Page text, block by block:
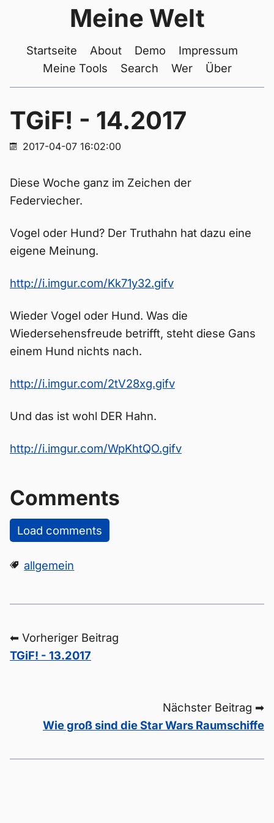
Meine Welt
Startseite About Demo
Impressum
Meine Tools
Search Wer Über
TGiF! - 14.2017
2017-04-07 16:02:00
Diese Woche ganz im Zeichen der
Federviecher.
Vogel oder Hund? Der Truthahn hat dazu eine
eigene Meinung.
http://i.imgur.com/Kk71y32.gifv
Wieder Vogel oder Hund. Was die
Wiedersehensfreude betrifft, steht diese Gans
einem Hund nichts nach.
http://i.imgur.com/2tV28xg.gifv
Und das ist wohl DER Hahn.
http://i.imgur.com/WpKhtQO.gifv
Comments
Load comments
allgemein
⬅ Vorheriger Beitrag
TGiF! - 13.2017
Nächster Beitrag ➡
Wie groß sind die Star Wars Raumschiffe